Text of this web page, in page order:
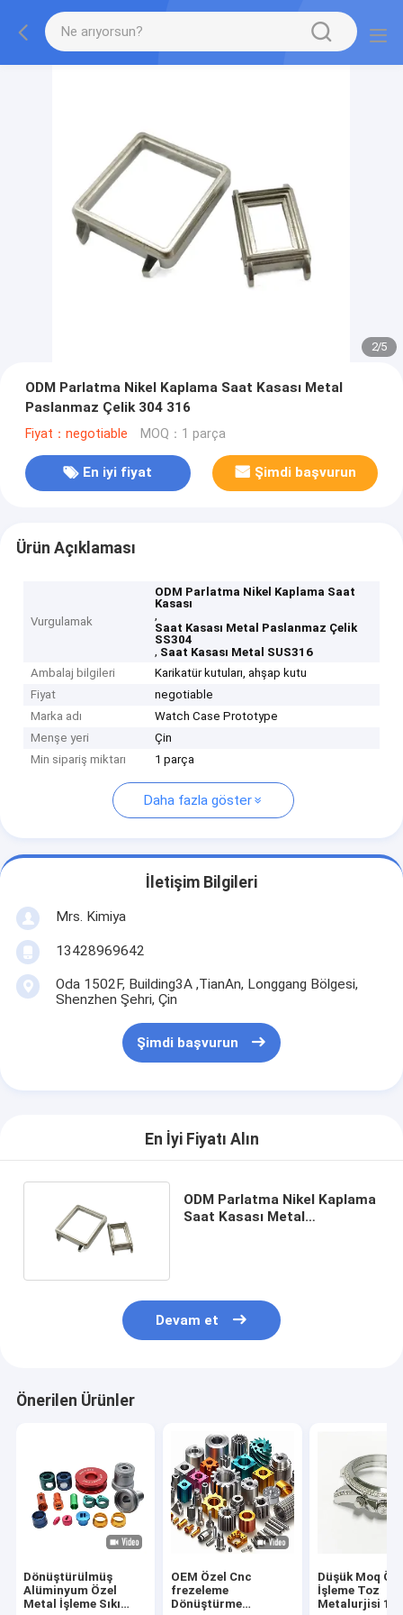
2/5
ODM Parlatma Nikel Kaplama Saat Kasası Metal
Paslanmaz Çelik 304 316
Fiyat：negotiable MOQ：1 parça
En iyi fiyat Şimdi başvurun
Ürün Açıklaması
Vurgulamak
ODM Parlatma Nikel Kaplama Saat
Kasası
,
Saat Kasası Metal Paslanmaz Çelik
SS304
, Saat Kasası Metal SUS316
Ambalaj bilgileri
Karikatür kutuları, ahşap kutu
Fiyat
negotiable
Marka adı
Watch Case Prototype
Menşe yeri
Çin
Min sipariş miktarı
1 parça
Daha fazla göster
İletişim Bilgileri
Mrs. Kimiya
13428969642
Oda 1502F, Building3A ,TianAn, Longgang Bölgesi,
Shenzhen Şehri, Çin
Şimdi başvurun
En İyi Fiyatı Alın
ODM Parlatma Nikel Kaplama
Saat Kasası Metal
Devam et
Önerilen Ürünler
Dönüştürülmüş
Alüminyum Özel
Metal İşleme Sıkı
OEM Özel Cnc
frezeleme
Dönüştürme
Düşük Moq
İşleme Toz
Metalurjisi 10